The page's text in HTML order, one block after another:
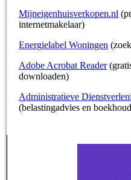
Mijneigenhuisverkopen.nl
internetmakelaar)
Energielabel Woningen
Adobe Acrobat Reader
downloaden)
Administratieve
(belastingadvies en